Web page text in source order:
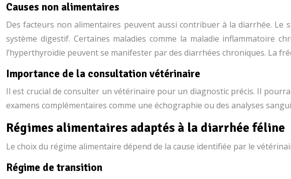
Causes non alimentaires
Des facteurs non alimentaires peuvent aussi contribuer à la diarrhée. Le
système digestif. Certaines maladies comme la maladie inflammatoire
l’hyperthyroïdie peuvent se manifester par des diarrhées chroniques. La
Importance de la consultation vétérinaire
Il est crucial de consulter un vétérinaire pour un diagnostic précis. Il
examens complémentaires comme une échographie ou des analyses
Régimes alimentaires adaptés à la diarrhée féline
Le choix du régime alimentaire dépend de la cause identifiée par le
Régime de transition